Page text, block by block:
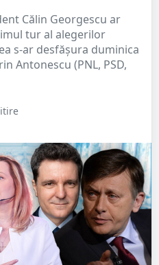
Călin Georgescu ar
tur al alegerilor
s-ar desfășura duminica
Antonescu (PNL, PSD,